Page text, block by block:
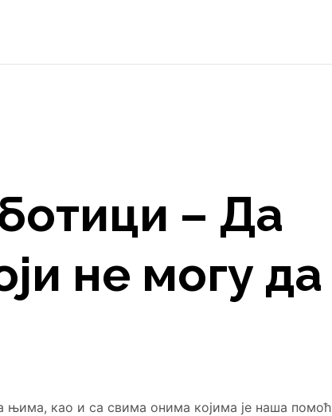
– Да
не могу да
њима, као и са свима онима којима је наша помоћ